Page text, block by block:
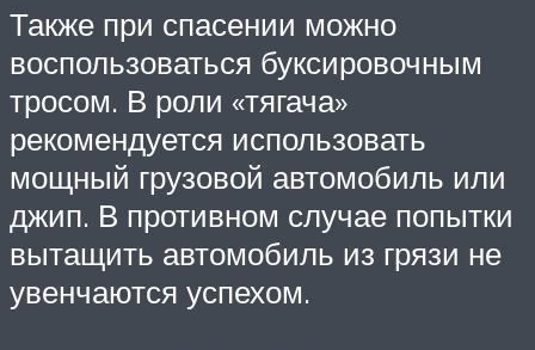
Также при спасении можно
воспользоваться буксировочным
тросом. В роли «тягача»
рекомендуется использовать
мощный грузовой автомобиль или
джип. В противном случае попытки
вытащить автомобиль из грязи не
увенчаются успехом.